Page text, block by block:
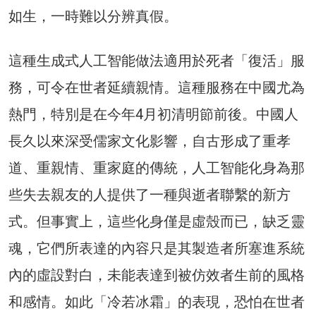
如生，一時難以分辨真假。
這種生成式人工智能做法適用於死者「復活」服
務，可令在世者延續親情。這種服務在中國尤為
熱門，特別是在今年4月初清明節前後。中國人
長久以來深受儒家文化影響，自古形成了重孝
道、重親情、重家庭的傳統，人工智能化身為那
些失去親友的人提供了一種與逝者聯繫的新方
式。但事實上，這些化身僅是虛殼而已，缺乏靈
魂，它們所表達的內容只是其製造者所塞進系統
內的虛設對白，未能表達到被仿效者生前的風格
和感情。如此「冷若冰霜」的表現，恐怕在世者